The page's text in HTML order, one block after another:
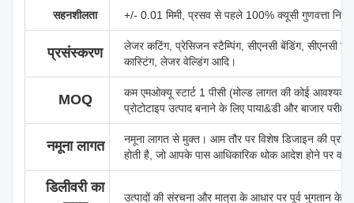
सहनशीलता +/- 0.01 मिमी, प्रसव से पहले 100% क्यूसी गुणवत्ता
प्रसंस्करण
लेजर कटिंग, प्रेसिजन स्टैम्पिंग, सीएनसी बेंडिंग, सीएनसी
कास्टिंग, लेजर वेल्डिंग आदि।
MOQ
कम एमओक्यू स्टार्ट 1 पीसी (मोल्ड लागत की कोई
प्रोटोटाइप उत्पाद बनाने के लिए पाया&डी और बाजार
नमूना लागत
नमूना लागत से मुक्त। आम तौर पर विशेष डिजाइन की
होती है, जो आपके पास आधिकारिक थोक आदेश होने पर
डिलीवरी का
उत्पादों की संरचना और मात्रा के आधार पर पूर्व भुगतान